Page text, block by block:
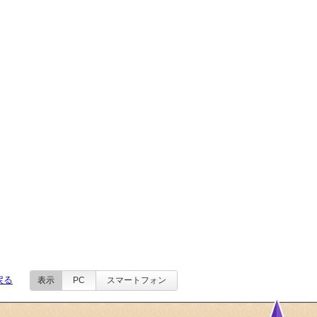
る 表示 PC スマートフォン